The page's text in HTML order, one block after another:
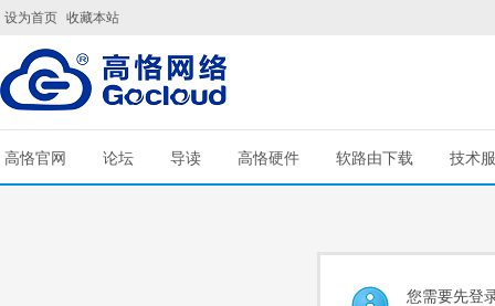
设为首页 收藏本站
高恪官网 论坛 导读 高恪硬件 软路由下载 技术
您需要先登